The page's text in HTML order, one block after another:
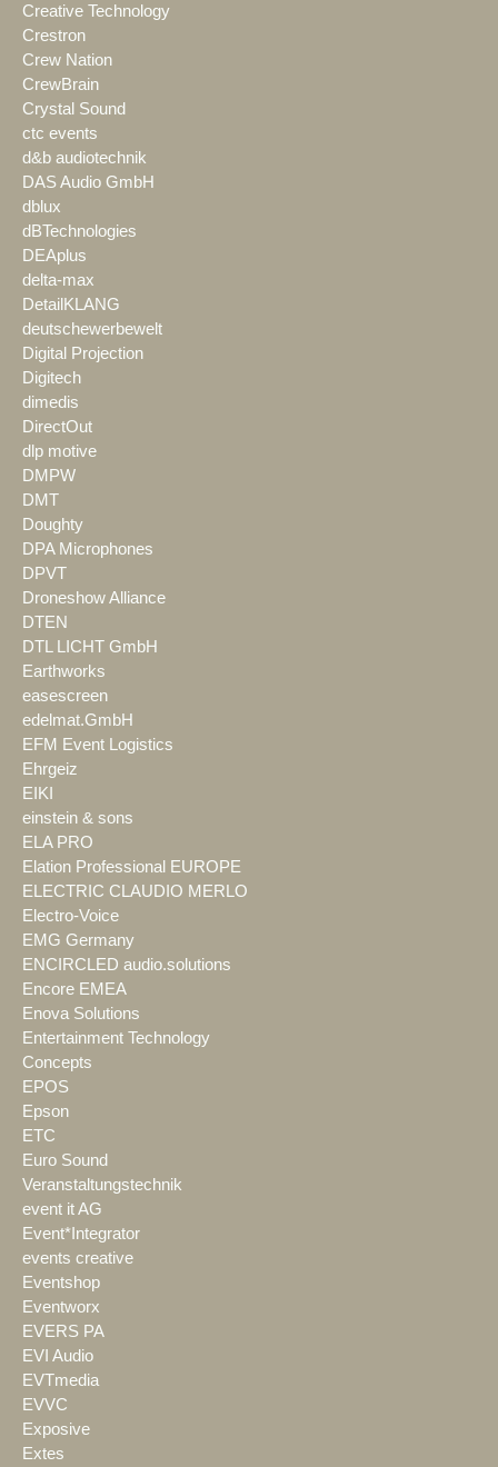
Creative Technology
Crestron
Crew Nation
CrewBrain
Crystal Sound
ctc events
d&b audiotechnik
DAS Audio GmbH
dblux
dBTechnologies
DEAplus
delta-max
DetailKLANG
deutschewerbewelt
Digital Projection
Digitech
dimedis
DirectOut
dlp motive
DMPW
DMT
Doughty
DPA Microphones
DPVT
Droneshow Alliance
DTEN
DTL LICHT GmbH
Earthworks
easescreen
edelmat.GmbH
EFM Event Logistics
Ehrgeiz
EIKI
einstein & sons
ELA PRO
Elation Professional EUROPE
ELECTRIC CLAUDIO MERLO
Electro-Voice
EMG Germany
ENCIRCLED audio.solutions
Encore EMEA
Enova Solutions
Entertainment Technology
Concepts
EPOS
Epson
ETC
Euro Sound
Veranstaltungstechnik
event it AG
Event*Integrator
events creative
Eventshop
Eventworx
EVERS PA
EVI Audio
EVTmedia
EVVC
Exposive
Extes